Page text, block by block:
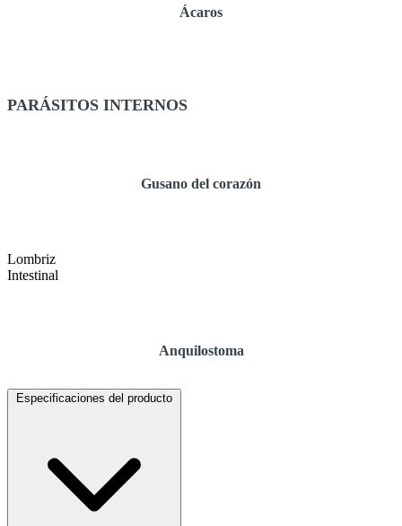
Ácaros
PARÁSITOS INTERNOS
Gusano del corazón
Lombriz
Intestinal
Anquilostoma
Especificaciones del producto